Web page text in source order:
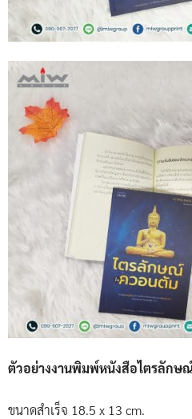
ตัวอย่างงานพิมพ์หนังสือไตรลักษ
ขนาดสำเร็จ 18.5 x 13 cm.